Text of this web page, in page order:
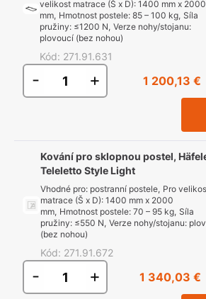
velikost matrace (Š x D):1400 mm x 2000
mm, Hmotnost postele:85 – 100 kg, Síla
pružiny: ≤1200 N, Verze nohy/stojanu:
plovoucí (bez nohou)
Kód: 271.91.631
- + 1 200,13 €
Kování pro sklopnou postel,
Teleletto Style Light
Vhodné pro: postranní postele, Pro
matrace (Š x D):1400 mm x 2000
mm, Hmotnost postele:70 – 95 kg, Síla
pružiny: ≤550 N, Verze nohy/stojanu:
(bez nohou)
Kód: 271.91.672
- + 1 340,03 €